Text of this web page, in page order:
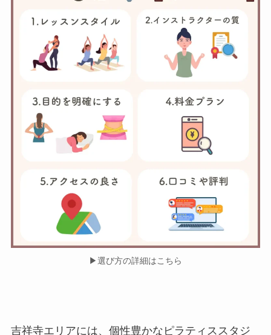
▶︎選び方の詳細はこちら
吉祥寺エリアには、個性豊かなピラティススタジ